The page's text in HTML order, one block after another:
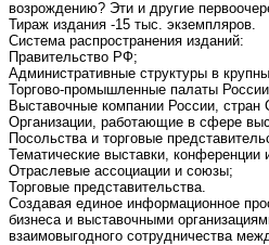
возрождению? Эти и другие
Тираж издания -15 тыс. экземпляров.
Система распространения изданий:
Правительство РФ;
Административные структуры в
Торгово-промышленные палаты
Выставочные компании России, стран
Организации, работающие в сфере
Посольства и торговые
Тематические выставки, конференции
Отраслевые ассоциации и союзы;
Торговые представительства.
Создавая единое информационное
бизнеса и выставочными
взаимовыгодного сотрудничества